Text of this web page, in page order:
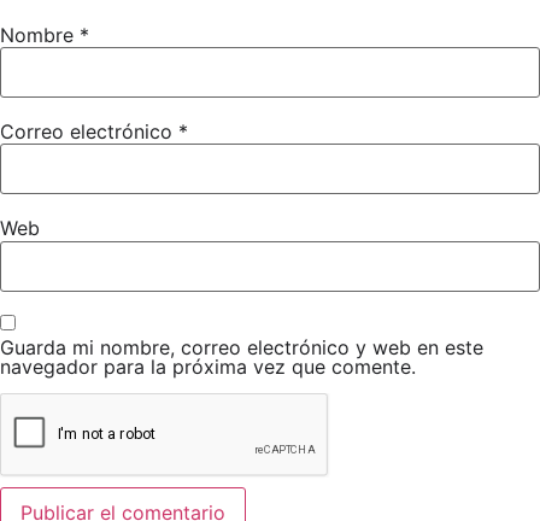
FORMULARIO DE INSCRIPCIÓN A PNTD
AUTORIZACIÓN PATERNA-MATERNA
Nombre *
Correo electrónico *
Web
Guarda mi nombre, correo electrónico y web en este
navegador para la próxima vez que comente.